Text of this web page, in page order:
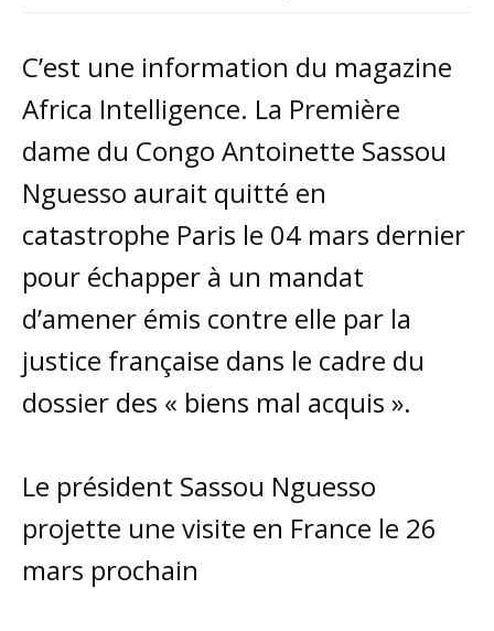
C’est une information du magazine
Africa Intelligence. La Première
dame du Congo Antoinette Sassou
Nguesso aurait quitté en
catastrophe Paris le 04 mars dernier
pour échapper à un mandat
d’amener émis contre elle par la
justice française dans le cadre du
dossier des « biens mal acquis ».
Le président Sassou Nguesso
projette une visite en France le 26
mars prochain